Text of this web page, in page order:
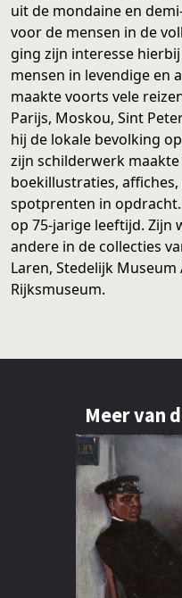
uit de mondaine en
voor de mensen in de
ging zijn interesse
mensen in levendige en
maakte voorts vele
Parijs, Moskou, Sint
hij de lokale bevolking
zijn schilderwerk
boekillustraties,
spotprenten in opdracht.
op 75-jarige leeftijd. Zijn
andere in de collecties
Laren, Stedelijk
Rijksmuseum.
Meer van